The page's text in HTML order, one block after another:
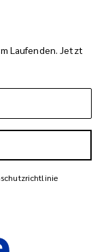
Laufenden. Jetzt